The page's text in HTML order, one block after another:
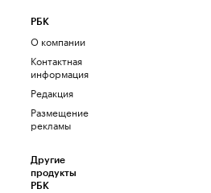
РБК
О компании
Контактная
информация
Редакция
Размещение
рекламы
Другие
продукты
РБК